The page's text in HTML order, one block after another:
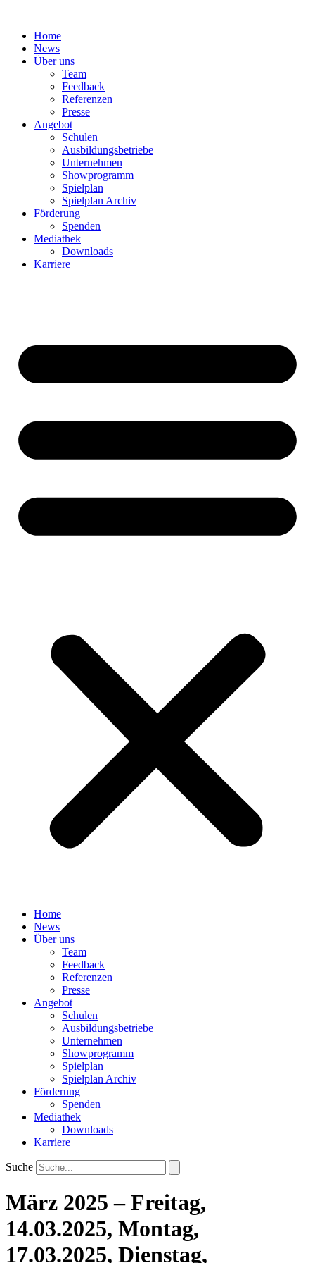
springenHome
News
Über uns
Team
Feedback
Referenzen
Presse
Angebot
Schulen
Ausbildungsbetriebe
Unternehmen
Showprogramm
Spielplan
Spielplan Archiv
Förderung
Spenden
Mediathek
Downloads
Karriere
Home
News
Über uns
Team
Feedback
Referenzen
Presse
Angebot
Schulen
Ausbildungsbetriebe
Unternehmen
Showprogramm
Spielplan
Spielplan Archiv
Förderung
Spenden
Mediathek
Downloads
Karriere
Suche
März 2025 – Freitag,
14.03.2025, Montag,
17.03.2025, Dienstag,